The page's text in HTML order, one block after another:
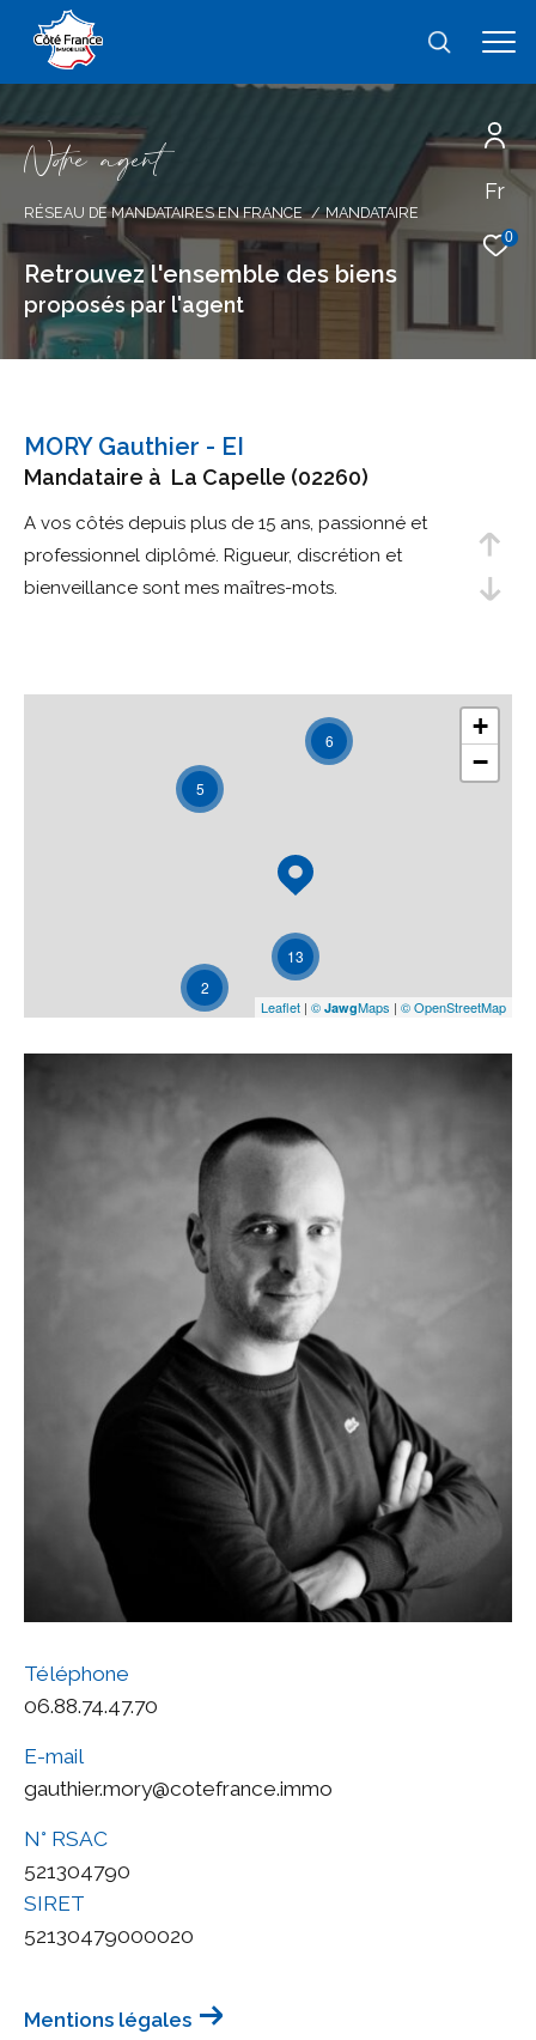
Fr
0
Nore agent
RÉSEAU DE MANDATAIRES EN FRANCE MANDATAIRE
Retrouvez l'ensemble des biens
proposés par l'agent
MORY Gauthier - EI
Mandataire à La Capelle (02260)
A vos côtés depuis plus de 15 ans, passionné et
professionnel diplômé. Rigueur, discrétion et
bienveillance sont mes maîtres-mots.
6
5
2
13
+
−
Leaflet | © JawgMaps | © OpenStreetMap
Téléphone
06.88.74.47.70
E-mail
gauthier.mory@cotefrance.immo
N° RSAC
521304790
SIRET
52130479000020
Mentions légales
Effectuer une recherche
et trouver le bien qui correspond à vos
critères
Type
d'offre
Type d'offre
de
bien
type de bien
Budget
AFFINER LES CRITÈRES
TERRASSE
FILTRER PAR
EXCLUSIVITÉS
Rechercher